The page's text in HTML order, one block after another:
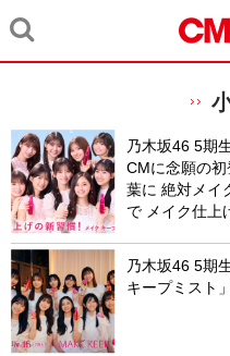
乃木坂46 5期
CMに念願の初
葉に 絶対メイ
で メイク仕上
乃木坂46 5期
キープミスト